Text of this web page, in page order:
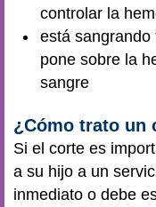
controlar la
está
pone sobre la
sangre
¿Cómo trato un
Si el corte es
a su hijo a un
inmediato o debe